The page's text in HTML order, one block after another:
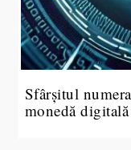
Sfârșitul
monedă